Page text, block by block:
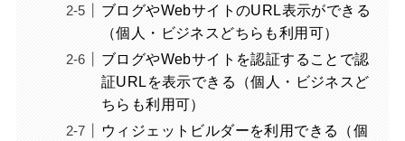
ブログやWebサイトのURL表示ができる
（個人・ビジネスどちらも利用可）
ブログやWebサイトを認証することで認
証URLを表示できる（個人・ビジネスど
ちらも利用可）
ウィジェットビルダーを利用できる（個